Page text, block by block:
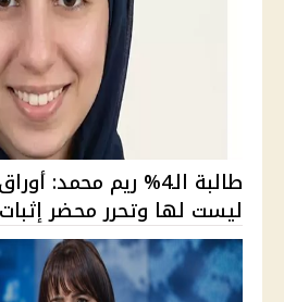
طالبة الـ4% ريم محمد:
ليست لها وتحرر محضر